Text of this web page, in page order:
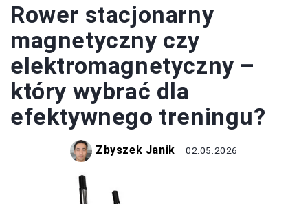
Rower stacjonarny
magnetyczny czy
elektromagnetyczny –
który wybrać dla
efektywnego treningu?
Zbyszek Janik 02.05.2026